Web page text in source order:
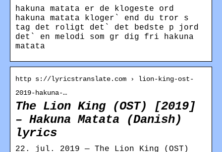
hakuna matata er de klogeste ord
hakuna matata kloger` end du tror s
tag det roligt det` det bedste p jord
det` en melodi som gr dig fri hakuna
matata
http s://lyricstranslate.com › lion-king-ost-
2019-hakuna-…
The Lion King (OST) [2019]
– Hakuna Matata (Danish)
lyrics
22. jul. 2019 — The Lion King (OST)